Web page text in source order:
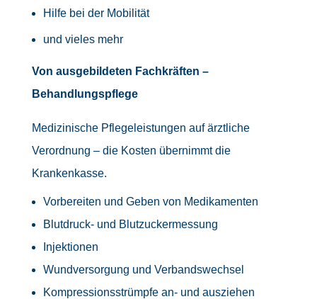
Hilfe bei der Mobilität
und vieles mehr
Von ausgebildeten Fachkräften –
Behandlungspflege
Medizinische Pflegeleistungen auf ärztliche
Verordnung – die Kosten übernimmt die
Krankenkasse.
Vorbereiten und Geben von Medikamenten
Blutdruck- und Blutzuckermessung
Injektionen
Wundversorgung und Verbandswechsel
Kompressionsstrümpfe an- und ausziehen